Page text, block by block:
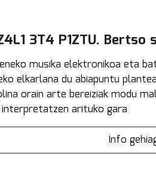
3T4 P1ZTU.
musika elektronikoa eta
elkarlana du abiapuntu
orain arte bereiziak modu
arituko gara
Info